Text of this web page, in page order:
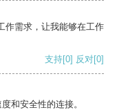
作需求，让我能够在工作
支持[0] 反对[0]
和安全性的连接。